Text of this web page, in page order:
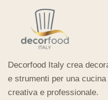
Decorfood Italy crea
e strumenti per una
creativa e professionale.